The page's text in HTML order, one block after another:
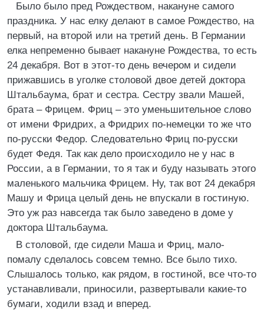
Было было пред Рождеством, накануне самого
праздника. У нас елку делают в самое Рождество, на
первый, на второй или на третий день. В Германии
елка непременно бывает накануне Рождества, то есть
24 декабря. Вот в этот-то день вечером и сидели
прижавшись в уголке столовой двое детей доктора
Штальбаума, брат и сестра. Сестру звали Машей,
брата – Фрицем. Фриц – это уменьшительное слово
от имени Фридрих, а Фридрих по-немецки то же что
по-русски Федор. Следовательно Фриц по-русски
будет Федя. Так как дело происходило не у нас в
России, а в Германии, то я так и буду называть этого
маленького мальчика Фрицем. Ну, так вот 24 декабря
Машу и Фрица целый день не впускали в гостиную.
Это уж раз навсегда так было заведено в доме у
доктора Штальбаума.
В столовой, где сидели Маша и Фриц, мало-
помалу сделалось совсем темно. Все было тихо.
Слышалось только, как рядом, в гостиной, все что-то
устанавливали, приносили, развертывали какие-то
бумаги, ходили взад и вперед.